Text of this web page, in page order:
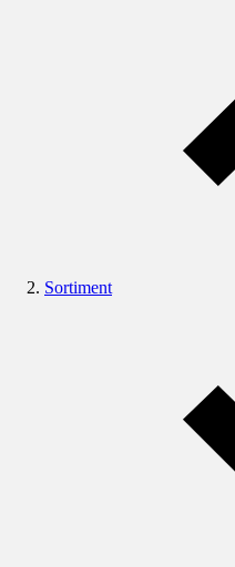
Sortiment